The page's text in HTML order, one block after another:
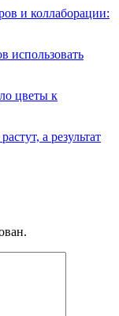
и коллаборации:
использовать
цветы к
а результат